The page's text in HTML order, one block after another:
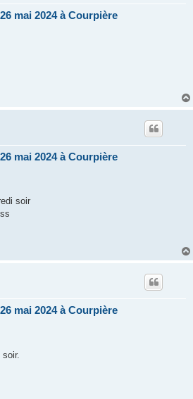
mai 2024 à Courpière
mai 2024 à Courpière
soir
mai 2024 à Courpière